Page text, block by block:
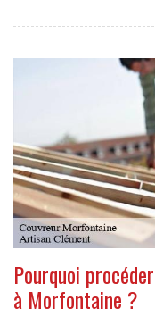
Pourquoi
à Morfontaine ?